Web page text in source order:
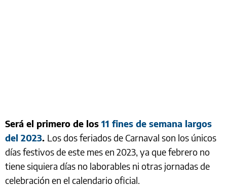
Será el primero de los 11 fines de semana largos
del 2023. Los dos feriados de Carnaval son los únicos
días festivos de este mes en 2023, ya que febrero no
tiene siquiera días no laborables ni otras jornadas de
celebración en el calendario oficial.